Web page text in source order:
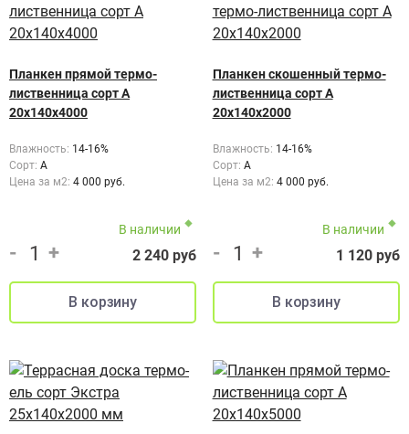
Планкен прямой термо-
лиственница сорт А
20х140х4000
Влажность: 14-16%
Сорт: A
Цена за м2: 4 000 руб.
В наличии
- + 2 240 руб
Планкен скошенный термо-
лиственница сорт А
20х140х2000
Влажность: 14-16%
Сорт: А
Цена за м2: 4 000 руб.
В наличии
- + 1 120 руб